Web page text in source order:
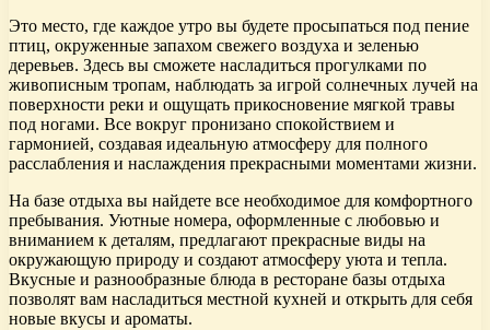
Это место, где каждое утро вы будете просыпаться под пение
птиц, окруженные запахом свежего воздуха и зеленью
деревьев. Здесь вы сможете насладиться прогулками по
живописным тропам, наблюдать за игрой солнечных лучей на
поверхности реки и ощущать прикосновение мягкой травы
под ногами. Все вокруг пронизано спокойствием и
гармонией, создавая идеальную атмосферу для полного
расслабления и наслаждения прекрасными моментами жизни.
На базе отдыха вы найдете все необходимое для комфортного
пребывания. Уютные номера, оформленные с любовью и
вниманием к деталям, предлагают прекрасные виды на
окружающую природу и создают атмосферу уюта и тепла.
Вкусные и разнообразные блюда в ресторане базы отдыха
позволят вам насладиться местной кухней и открыть для себя
новые вкусы и ароматы.